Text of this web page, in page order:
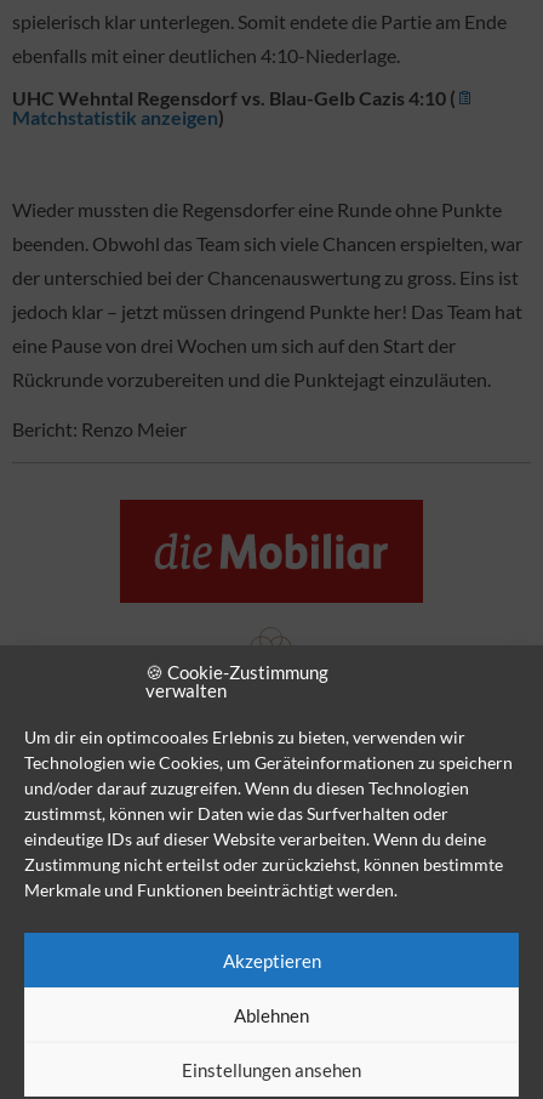
🍪 Cookie-Zustimmung
verwalten
Um dir ein optimcooales Erlebnis zu bieten, verwenden wir
Technologien wie Cookies, um Geräteinformationen zu speichern
und/oder darauf zuzugreifen. Wenn du diesen Technologien
zustimmst, können wir Daten wie das Surfverhalten oder
eindeutige IDs auf dieser Website verarbeiten. Wenn du deine
Zustimmung nicht erteilst oder zurückziehst, können bestimmte
Merkmale und Funktionen beeinträchtigt werden.
Akzeptieren
Ablehnen
Einstellungen ansehen
spielerisch klar unterlegen. Somit endete die Partie am Ende
ebenfalls mit einer deutlichen 4:10-Niederlage.
UHC Wehntal Regensdorf vs. Blau-Gelb Cazis 4:10 (
Matchstatistik anzeigen)
Wieder mussten die Regensdorfer eine Runde ohne Punkte
beenden. Obwohl das Team sich viele Chancen erspielten, war
der unterschied bei der Chancenauswertung zu gross. Eins ist
jedoch klar – jetzt müssen dringend Punkte her! Das Team hat
eine Pause von drei Wochen um sich auf den Start der
Rückrunde vorzubereiten und die Punktejagt einzuläuten.
Bericht: Renzo Meier
© 2026 UHC Wehntal Regensdorf